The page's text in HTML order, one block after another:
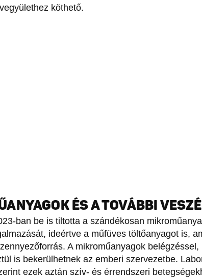
köthető.
ÉS A TOVÁBBI
ban be is tiltotta a szándékosan
ideértve a műfüves töltőanyagot is,
A mikroműanyagok
is bekerülhetnek az emberi szervezetbe.
ezek aztán szív- és érrendszeri